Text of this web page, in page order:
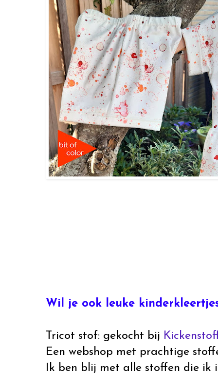
Wil je ook leuke
Tricot stof: gekocht bij
Een webshop met prachtige
Ik ben blij met alle stoffen die ik